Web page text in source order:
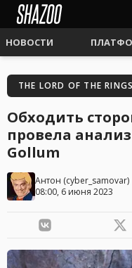
НОВОСТИ
THE LORD OF THE
Обходить
провела
Gollum
Антон (cyber_samovar)
08:00, 6 июня 2023